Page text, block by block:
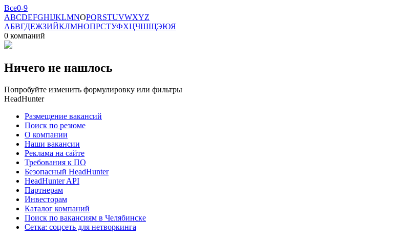
Все0-9
ABCDEFGHIJKLMNOPQRSTUVWXYZ
АБВГДЕЖЗИЙКЛМНОПРСТУФХЦЧШЩЭЮЯ
0 компаний
Ничего не нашлось
Попробуйте изменить формулировку или фильтры
HeadHunter
Размещение вакансий
Поиск по резюме
О компании
Наши вакансии
Реклама на сайте
Требования к ПО
Безопасный HeadHunter
HeadHunter API
Партнерам
Инвесторам
Каталог компаний
Поиск по вакансиям в Челябинске
Сетка: соцсеть для нетворкинга